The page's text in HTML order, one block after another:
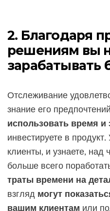
2. Благодаря
решениям вы
зарабатывать
Отслеживание
знание его
использовать время и
инвестируете в
клиенты, и узнаете, над
больше всего
траты времени на
взгляд могут
вашим клиентам или